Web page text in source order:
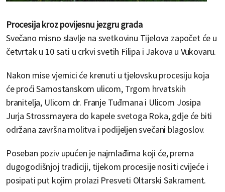
Procesija kroz povijesnu jezgru grada
Svečano misno slavlje na svetkovinu Tijelova započet će u
četvrtak u 10 sati u crkvi svetih Filipa i Jakova u Vukovaru.
Nakon mise vjernici će krenuti u tjelovsku procesiju koja
će proći Samostanskom ulicom, Trgom hrvatskih
branitelja, Ulicom dr. Franje Tuđmana i Ulicom Josipa
Jurja Strossmayera do kapele svetoga Roka, gdje će biti
održana završna molitva i podijeljen svečani blagoslov.
Poseban poziv upućen je najmlađima koji će, prema
dugogodišnjoj tradiciji, tijekom procesije nositi cvijeće i
posipati put kojim prolazi Presveti Oltarski Sakrament.